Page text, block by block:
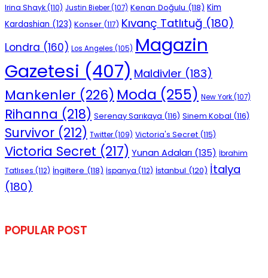
Irina Shayk(110) Justin Bieber(107) Kenan Doğulu (118) Kim
Kardashian (123) Konser (117) Kıvanç Tatlıtuğ (180)
Londra (160) Los Angeles (105) Magazin
Gazetesi (407) Maldivler (183)
Mankenler (226) Moda (255) New York(107)
Rihanna (218) Serenay Sarıkaya (116) Sinem Kobal (116)
Survivor (212) Twitter(109) Victoria's Secret (115)
Victoria Secret (217) Yunan Adaları (135) İbrahim
Tatlıses (112) İngiltere (118) İspanya (112) İstanbul (120) İtalya
(180)
POPULAR POST